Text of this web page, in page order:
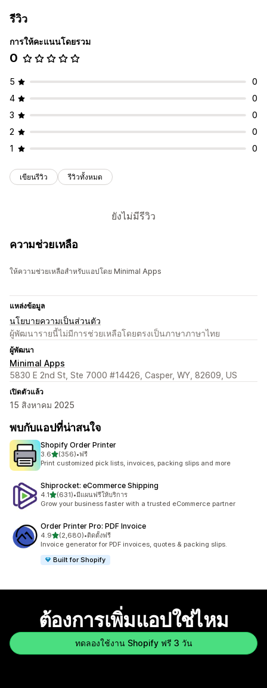
รีวิว
การให้คะแนนโดยรวม
0
5
0
4
0
3
0
2
0
1
0
เขียนรีวิว รีวิวทั้งหมด
ยังไม่มีรีวิว
ความช่วยเหลือ
ให้ความช่วยเหลือสำหรับแอปโดย Minimal Apps
แหล่งข้อมูล
นโยบายความเป็นส่วนตัว
ผู้พัฒนารายนี้ไม่มีการช่วยเหลือโดยตรงเป็นภาษาภาษาไทย
ผู้พัฒนา
Minimal Apps
5830 E 2nd St, Ste 7000 #14426, Casper, WY, 82609, US
เปิดตัวแล้ว
15 สิงหาคม 2025
พบกับแอปที่น่าสนใจ
Shopify Order Printer
3.6เต็ม 5 ดาว
(356)
ทั้งหมด 356 รีวิว
•ฟรี
Print customized pick lists, invoices, packing slips and more
Shiprocket: eCommerce Shipping
4.1เต็ม 5 ดาว
(631)
ทั้งหมด 631 รีวิว
•มีแผนฟรีให้บริการ
Grow your business faster with a trusted eCommerce partner
Order Printer Pro: PDF Invoice
4.9เต็ม 5 ดาว
(2,680)
ทั้งหมด 2680 รีวิว
•ติดตั้งฟรี
Invoice generator for PDF invoices, quotes & packing slips.
Built for Shopify
ต้องการเพิ่มแอปใช่ไหม
ทดลองใช้งาน Shopify ฟรี 3 วัน